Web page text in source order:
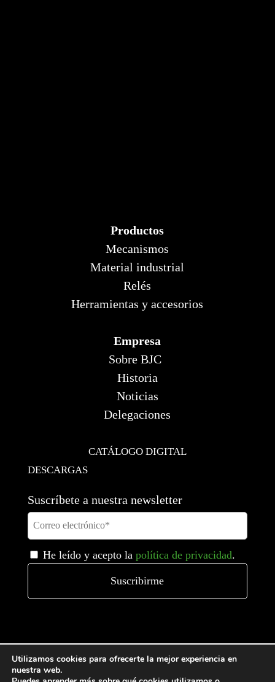
Productos
Mecanismos
Material industrial
Relés
Herramientas y accesorios
Empresa
Sobre BJC
Historia
Noticias
Delegaciones
CATÁLOGO DIGITAL
DESCARGAS
Suscríbete a nuestra newsletter
He leído y acepto la política de privacidad.
Utilizamos cookies para ofrecerte la mejor experiencia en
nuestra web.